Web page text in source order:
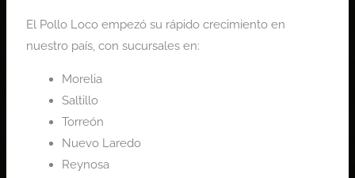
El Pollo Loco empezó su rápido crecimiento en
nuestro país, con sucursales en:
Morelia
Saltillo
Torreón
Nuevo Laredo
Reynosa